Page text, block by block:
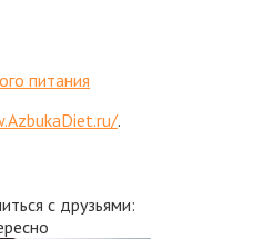
питания
.
с друзьями: